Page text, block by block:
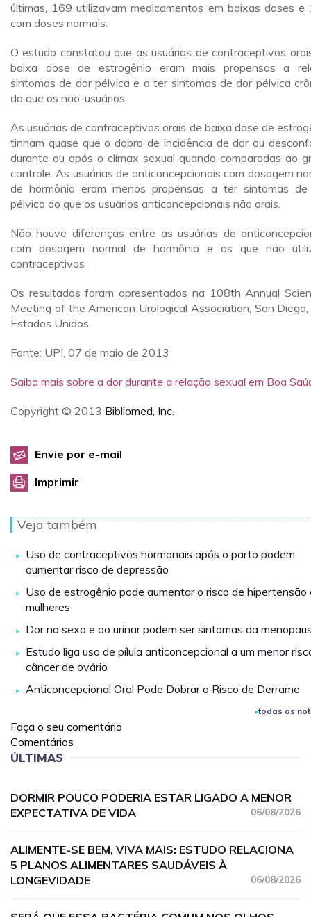
últimas, 169 utilizavam medicamentos em baixas doses e
com doses normais.
O estudo constatou que as usuárias de contraceptivos
baixa dose de estrogênio eram mais propensas a
sintomas de dor pélvica e a ter sintomas de dor pélvica
do que os não-usuários.
As usuárias de contraceptivos orais de baixa dose de
tinham quase que o dobro de incidência de dor ou
durante ou após o clímax sexual quando comparadas ao
controle. As usuárias de anticoncepcionais com dosagem
de hormônio eram menos propensas a ter sintomas
pélvica do que os usuários anticoncepcionais não orais.
Não houve diferenças entre as usuárias de
com dosagem normal de hormônio e as que não
contraceptivos
Os resultados foram apresentados na 108th Annual
Meeting of the American Urological Association, San
Estados Unidos.
Fonte: UPI, 07 de maio de 2013
Saiba mais sobre a dor durante a relação sexual em Boa
Copyright © 2013 Bibliomed, Inc.
Envie por e-mail
Imprimir
Veja também
Uso de contraceptivos hormonais após o parto podem
aumentar risco de depressão
Uso de estrogênio pode aumentar o risco de hipertensão
mulheres
Dor no sexo e ao urinar podem ser sintomas da
Estudo liga uso de pílula anticoncepcional a um menor
câncer de ovário
Anticoncepcional Oral Pode Dobrar o Risco de Derrame
todas as
Faça o seu comentário
Comentários
ÚLTIMAS
DORMIR POUCO PODERIA ESTAR LIGADO A MENOR
EXPECTATIVA DE VIDA
06/08/2026
ALIMENTE-SE BEM, VIVA MAIS: ESTUDO RELACIONA
5 PLANOS ALIMENTARES SAUDÁVEIS À
LONGEVIDADE
06/08/2026